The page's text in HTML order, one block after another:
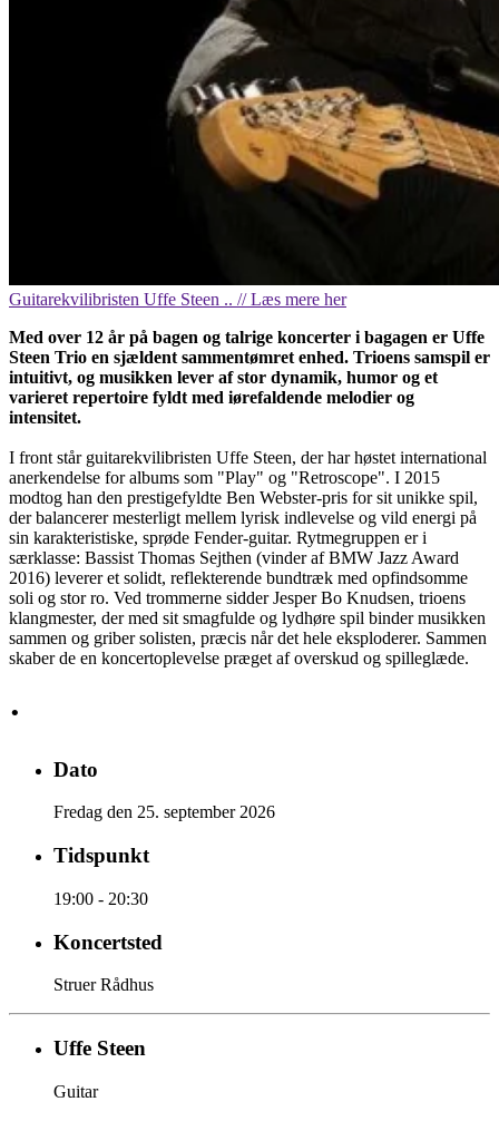
Guitarekvilibristen Uffe Steen .. // Læs mere her
Med over 12 år på bagen og talrige koncerter i bagagen er Uffe
Steen Trio en sjældent sammentømret enhed. Trioens samspil er
intuitivt, og musikken lever af stor dynamik, humor og et
varieret repertoire fyldt med iørefaldende melodier og
intensitet.
I front står guitarekvilibristen Uffe Steen, der har høstet international
anerkendelse for albums som "Play" og "Retroscope". I 2015
modtog han den prestigefyldte Ben Webster-pris for sit unikke spil,
der balancerer mesterligt mellem lyrisk indlevelse og vild energi på
sin karakteristiske, sprøde Fender-guitar. Rytmegruppen er i
særklasse: Bassist Thomas Sejthen (vinder af BMW Jazz Award
2016) leverer et solidt, reflekterende bundtræk med opfindsomme
soli og stor ro. Ved trommerne sidder Jesper Bo Knudsen, trioens
klangmester, der med sit smagfulde og lydhøre spil binder musikken
sammen og griber solisten, præcis når det hele eksploderer. Sammen
skaber de en koncertoplevelse præget af overskud og spilleglæde.
·
Dato
Fredag den 25. september 2026
Tidspunkt
19:00 - 20:30
Koncertsted
Struer Rådhus
Uffe Steen
Guitar